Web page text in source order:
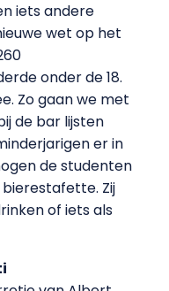
iets andere
wet op het
onder de 18.
Zo gaan we met
de bar lijsten
er in
de studenten
Zij
of iets als